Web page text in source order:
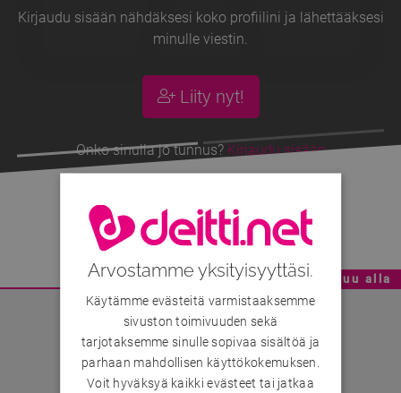
Kirjaudu sisään nähdäksesi koko profiilini ja lähettääksesi
minulle viestin.
Liity nyt!
Onko sinulla jo tunnus? Kirjaudu sisään
Miksu83 , 43v
Mainoskatko - Sisältö jatkuu alla
Arvostamme yksityisyyttäsi.
Käytämme evästeitä varmistaaksemme
sivuston toimivuuden sekä
tarjotaksemme sinulle sopivaa sisältöä ja
parhaan mahdollisen käyttökokemuksen.
Voit hyväksyä kaikki evästeet tai jatkaa